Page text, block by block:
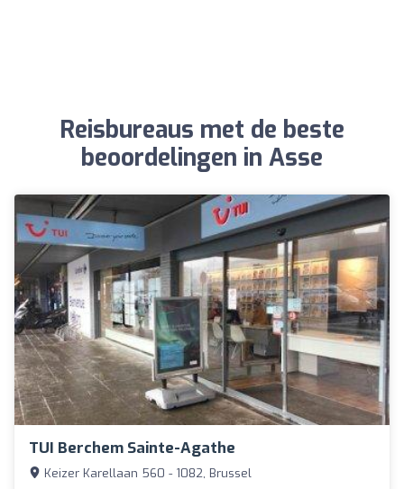
Reisbureaus met de beste
beoordelingen in Asse
TUI Berchem Sainte-Agathe
Keizer Karellaan 560 - 1082, Brussel